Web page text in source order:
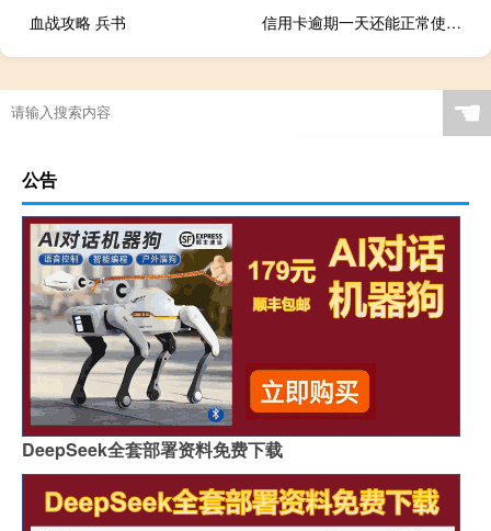
血战攻略 兵书
信用卡逾期一天还能正常使用吗
☚
公告
DeepSeek全套部署资料免费下载